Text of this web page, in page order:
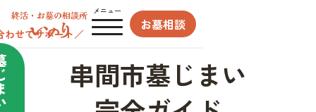
メニュー
お墓相談
わせてサポート／
串間市墓じまい